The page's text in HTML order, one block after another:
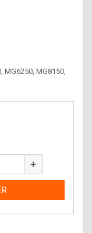
MG6250, MG8150,
add